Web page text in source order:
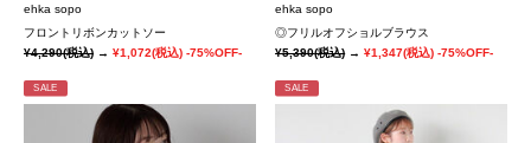
ehka sopo
フロントリボンカットソー
¥4,290(税込) → ¥1,072(税込) -75%OFF-
ehka sopo
◎フリルオフショルブラウス
¥5,390(税込)→¥1,347(税込) -75%OFF-
SALE SALE